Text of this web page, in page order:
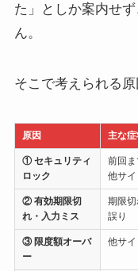
た」としか案内せ
ん。
そこで考えられる
原因 主な
① セキュリティ
ロック
前回ま
他サ
② 有効期限切
れ・入力ミス
期限
誤り
③ 限度額オーバ
ー
他サ